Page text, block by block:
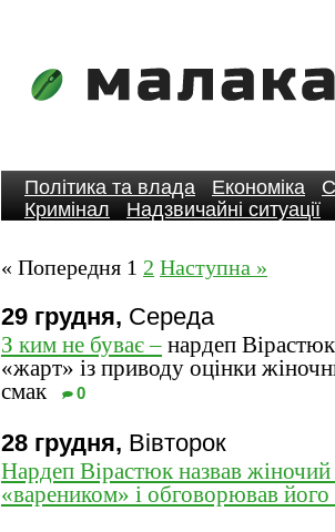
Політика та влада Економіка
Кримінал
Надзвичайні ситуації
« Попередня 1 2 Наступна »
29 грудня, Середа
З ким не буває – нардеп
«жарт» із приводу оцінки
смак
0
28 грудня, Вівторок
Нардеп Вірастюк назвав жіночий
«вареником» і обговорював